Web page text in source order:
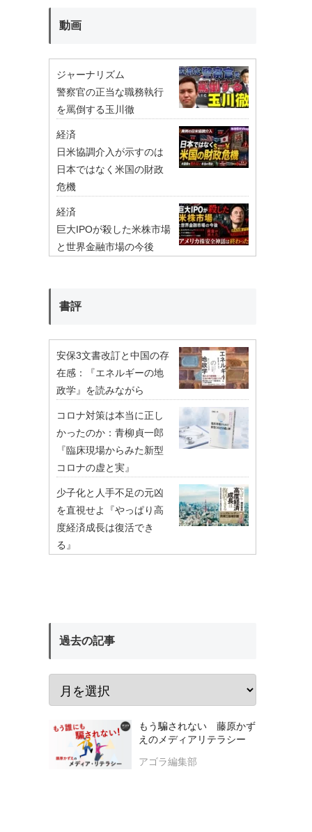
動画
ジャーナリズム
警察官の正当な職務執行
を罵倒する玉川徹
経済
日米協調介入が示すのは
日本ではなく米国の財政
危機
経済
巨大IPOが殺した米株市場
と世界金融市場の今後
書評
安保3文書改訂と中国の存
在感：『エネルギーの地
政学』を読みながら
コロナ対策は本当に正し
かったのか：青柳貞一郎
『臨床現場からみた新型
コロナの虚と実』
少子化と人手不足の元凶
を直視せよ『やっぱり高
度経済成長は復活でき
る』
過去の記事
もう騙されない 藤原かず
えのメディアリテラシー
アゴラ編集部